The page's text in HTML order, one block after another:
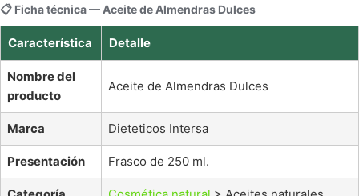
📋 Ficha técnica — Aceite de Almendras Dulces
Característica Detalle
Nombre del
producto
Aceite de Almendras Dulces
Marca Dieteticos Intersa
Presentación Frasco de 250 ml.